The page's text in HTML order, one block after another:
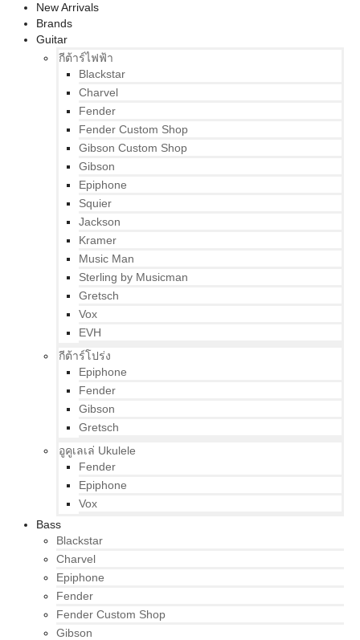
New Arrivals
Brands
Guitar
กีต้าร์ไฟฟ้า
Blackstar
Charvel
Fender
Fender Custom Shop
Gibson Custom Shop
Gibson
Epiphone
Squier
Jackson
Kramer
Music Man
Sterling by Musicman
Gretsch
Vox
EVH
กีต้าร์โปร่ง
Epiphone
Fender
Gibson
Gretsch
อูคูเลเล่ Ukulele
Fender
Epiphone
Vox
Bass
Blackstar
Charvel
Epiphone
Fender
Fender Custom Shop
Gibson